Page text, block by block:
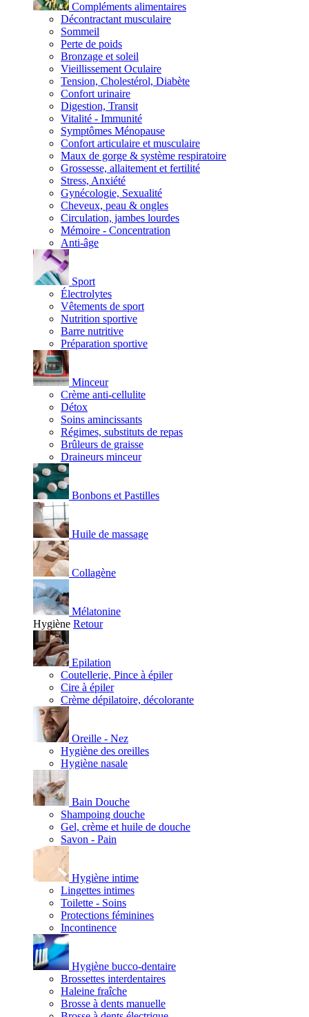
Compléments alimentaires
Décontractant musculaire
Sommeil
Perte de poids
Bronzage et soleil
Vieillissement Oculaire
Tension, Cholestérol, Diabète
Confort urinaire
Digestion, Transit
Vitalité - Immunité
Symptômes Ménopause
Confort articulaire et musculaire
Maux de gorge & système respiratoire
Grossesse, allaitement et fertilité
Stress, Anxiété
Gynécologie, Sexualité
Cheveux, peau & ongles
Circulation, jambes lourdes
Mémoire - Concentration
Anti-âge
Sport
Électrolytes
Vêtements de sport
Nutrition sportive
Barre nutritive
Préparation sportive
Minceur
Crème anti-cellulite
Détox
Soins amincissants
Régimes, substituts de repas
Brûleurs de graisse
Draineurs minceur
Bonbons et Pastilles
Huile de massage
Collagène
Mélatonine
Hygiène Retour
Epilation
Coutellerie, Pince à épiler
Cire à épiler
Crème dépilatoire, décolorante
Oreille - Nez
Hygiène des oreilles
Hygiène nasale
Bain Douche
Shampoing douche
Gel, crème et huile de douche
Savon - Pain
Hygiène intime
Lingettes intimes
Toilette - Soins
Protections féminines
Incontinence
Hygiène bucco-dentaire
Brossettes interdentaires
Haleine fraîche
Brosse à dents manuelle